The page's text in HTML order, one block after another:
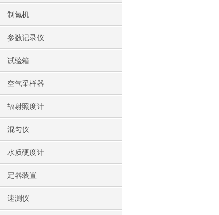
制氮机
参数记录仪
试验箱
空气采样器
辐射照度计
混匀仪
水质硬度计
定器装置
速测仪